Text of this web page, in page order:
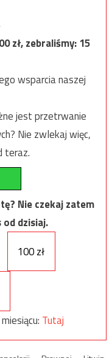
zł, zebraliśmy:15
wsparcia naszej
jest przetrwanie
Nie zwlekaj więc,
teraz.
Nie czekaj zatem
dzisiaj.
100 zł
Tutaj